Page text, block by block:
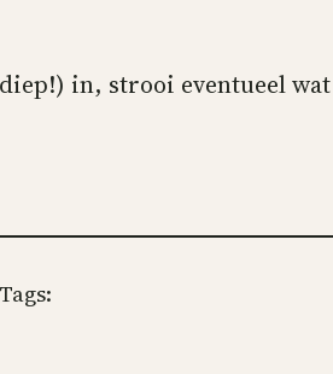
in, strooi eventueel
Tags: